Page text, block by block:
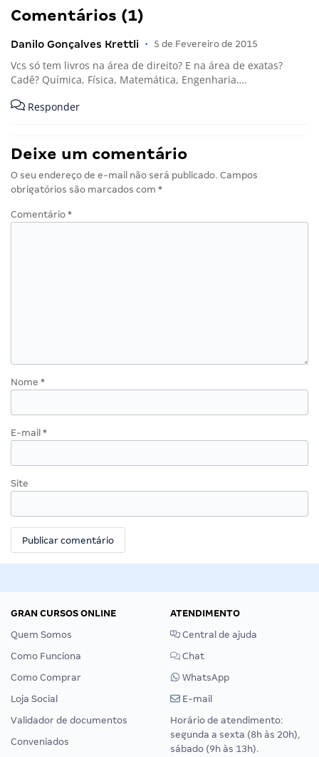
Comentários (1)
Danilo Gonçalves Krettli • 5 de Fevereiro de 2015
Vcs só tem livros na área de direito? E na área de exatas?
Cadê? Química, Física, Matemática, Engenharia….
Responder
Deixe um comentário
O seu endereço de e-mail não será publicado. Campos
obrigatórios são marcados com *
Comentário *
Nome *
E-mail *
Site
GRAN CURSOS ONLINE
Quem Somos
Como Funciona
Como Comprar
Loja Social
Validador de documentos
Conveniados
ATENDIMENTO
Central de ajuda
Chat
WhatsApp
E-mail
Horário de atendimento:
segunda a sexta (8h às 20h),
sábado (9h às 13h).